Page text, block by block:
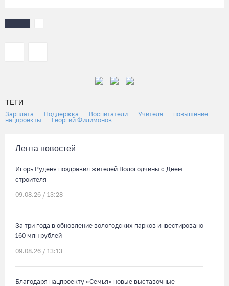
ТЕГИ
Зарплата Поддержка Воспитатели Учителя
повышение
нацпроекты
Георгий Филимонов
Лента новостей
Игорь Руденя поздравил жителей Вологодчины с Днем
строителя
09.08.26 / 13:28
За три года в обновление вологодских парков инвестировано
160 млн рублей
09.08.26 / 13:13
Благодаря нацпроекту «Семья» новые выставочные